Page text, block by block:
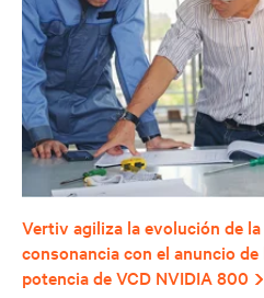
Vertiv agiliza la evolución de
consonancia con el anuncio
potencia de VCD NVIDIA 800